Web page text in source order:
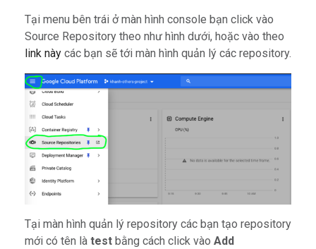
Tại menu bên trái ở màn hình console bạn click vào
Source Repository theo như hình dưới, hoặc vào theo
link này các bạn sẽ tới màn hình quản lý các repository.
Tại màn hình quản lý repository các bạn tạo repository
mới có tên là test bằng cách click vào Add